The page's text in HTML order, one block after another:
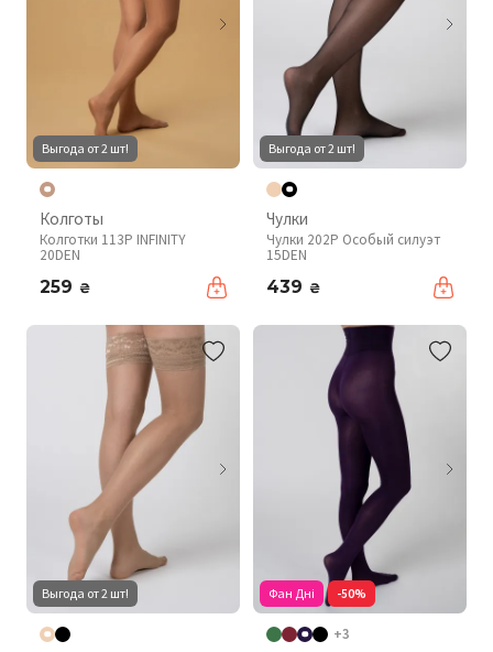
Выгода от 2 шт!
Колготы
Колготки 113P INFINITY
20DEN
259 ₴
Выгода от 2 шт!
Чулки
Чулки 202P Особый силуэт
15DEN
439 ₴
Выгода от 2 шт! Фан Дні -50%
+3